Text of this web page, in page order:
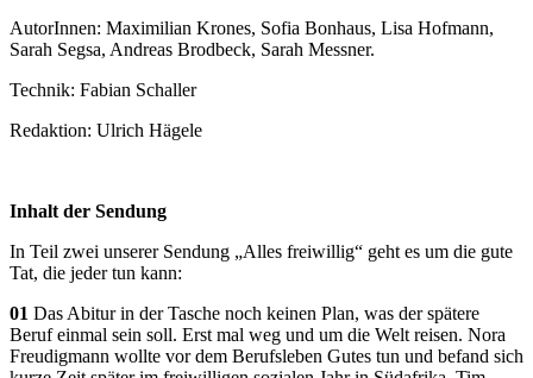
AutorInnen: Maximilian Krones, Sofia Bonhaus, Lisa Hofmann,
Sarah Segsa, Andreas Brodbeck, Sarah Messner.
Technik: Fabian Schaller
Redaktion: Ulrich Hägele
Inhalt der Sendung
In Teil zwei unserer Sendung „Alles freiwillig“ geht es um die gute
Tat, die jeder tun kann:
01 Das Abitur in der Tasche noch keinen Plan, was der spätere
Beruf einmal sein soll. Erst mal weg und um die Welt reisen. Nora
Freudigmann wollte vor dem Berufsleben Gutes tun und befand sich